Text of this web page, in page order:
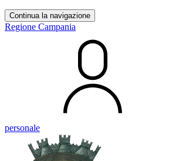
Continua la navigazione
Regione Campania
personale